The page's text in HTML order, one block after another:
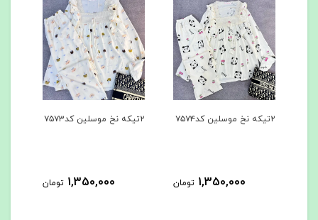
۲تیکه نخ موسلین کد۷۵۷۴
1,350,000 تومان
۲تیکه نخ موسلین کد۷۵۷۳
1,350,000 تومان